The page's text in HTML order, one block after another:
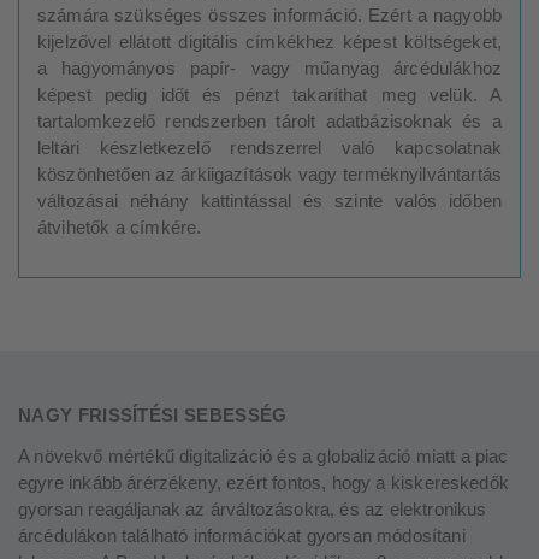
számára szükséges összes információ. Ezért a nagyobb
kijelzővel ellátott digitális címkékhez képest költségeket,
a hagyományos papír- vagy műanyag árcédulákhoz
képest pedig időt és pénzt takaríthat meg velük. A
tartalomkezelő rendszerben tárolt adatbázisoknak és a
leltári készletkezelő rendszerrel való kapcsolatnak
köszönhetően az árkiigazítások vagy terméknyilvántartás
változásai néhány kattintással és szinte valós időben
átvihetők a címkére.
NAGY FRISSÍTÉSI SEBESSÉG
A növekvő mértékű digitalizáció és a globalizáció miatt a piac
egyre inkább árérzékeny, ezért fontos, hogy a kiskereskedők
gyorsan reagáljanak az árváltozásokra, és az elektronikus
árcédulákon található információkat gyorsan módosítani